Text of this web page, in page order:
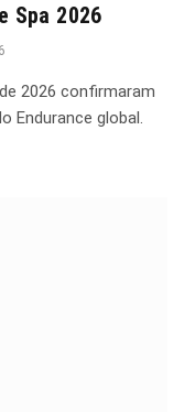
Spa 2026
2026 confirmaram
Endurance global.